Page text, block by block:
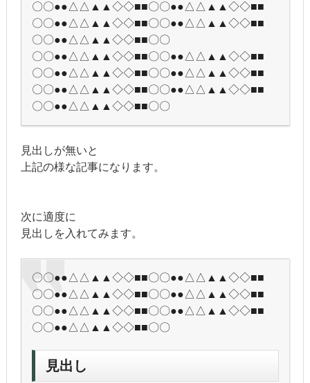
〇〇●●△△▲▲◇◇■■〇〇●●△△▲▲◇◇■■
〇〇●●△△▲▲◇◇■■〇〇●●△△▲▲◇◇■■
〇〇●●△△▲▲◇◇■■〇〇
〇〇●●△△▲▲◇◇■■〇〇●●△△▲▲◇◇■■
〇〇●●△△▲▲◇◇■■〇〇●●△△▲▲◇◇■■
〇〇●●△△▲▲◇◇■■〇〇●●△△▲▲◇◇■■
〇〇●●△△▲▲◇◇■■〇〇
見出しが無いと
上記の様な記事になります。
次に適度に
見出しを入れてみます。
〇〇●●△△▲▲◇◇■■〇〇●●△△▲▲◇◇■■
〇〇●●△△▲▲◇◇■■〇〇●●△△▲▲◇◇■■
〇〇●●△△▲▲◇◇■■〇〇●●△△▲▲◇◇■■
〇〇●●△△▲▲◇◇■■〇〇
見出し